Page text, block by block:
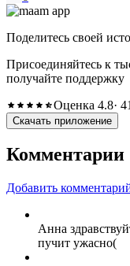
Поделитесь своей
Присоединяйтесь к
получайте поддержку
Оценка 4.8·
Скачать приложение
Комментарии
Добавить
Анна
пучит ужасно(